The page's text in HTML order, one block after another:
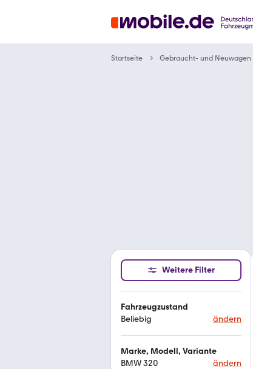
Startseite Gebraucht- und Neuwagen
Weitere Filter
Fahrzeugzustand
Beliebig
ändern
Marke, Modell, Variante
BMW 320
ändern